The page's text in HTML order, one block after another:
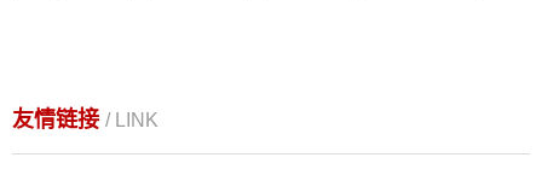
友情链接 / LINK